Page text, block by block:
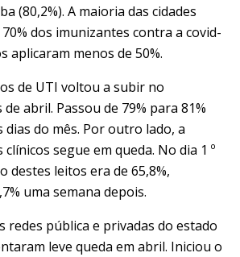
(80,2%). A maioria das cidades
dos imunizantes contra a covid-
aplicaram menos de 50%.
de UTI voltou a subir no
abril. Passou de 79% para 81%
do mês. Por outro lado, a
segue em queda. No dia 1 º
destes leitos era de 65,8%,
uma semana depois.
redes pública e privadas do estado
leve queda em abril. Iniciou o